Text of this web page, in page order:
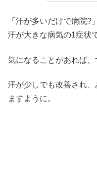
「汗が多いだけで病院?
汗が大きな病気の1症状
気になることがあれば、
汗が少しでも改善され
ますように。